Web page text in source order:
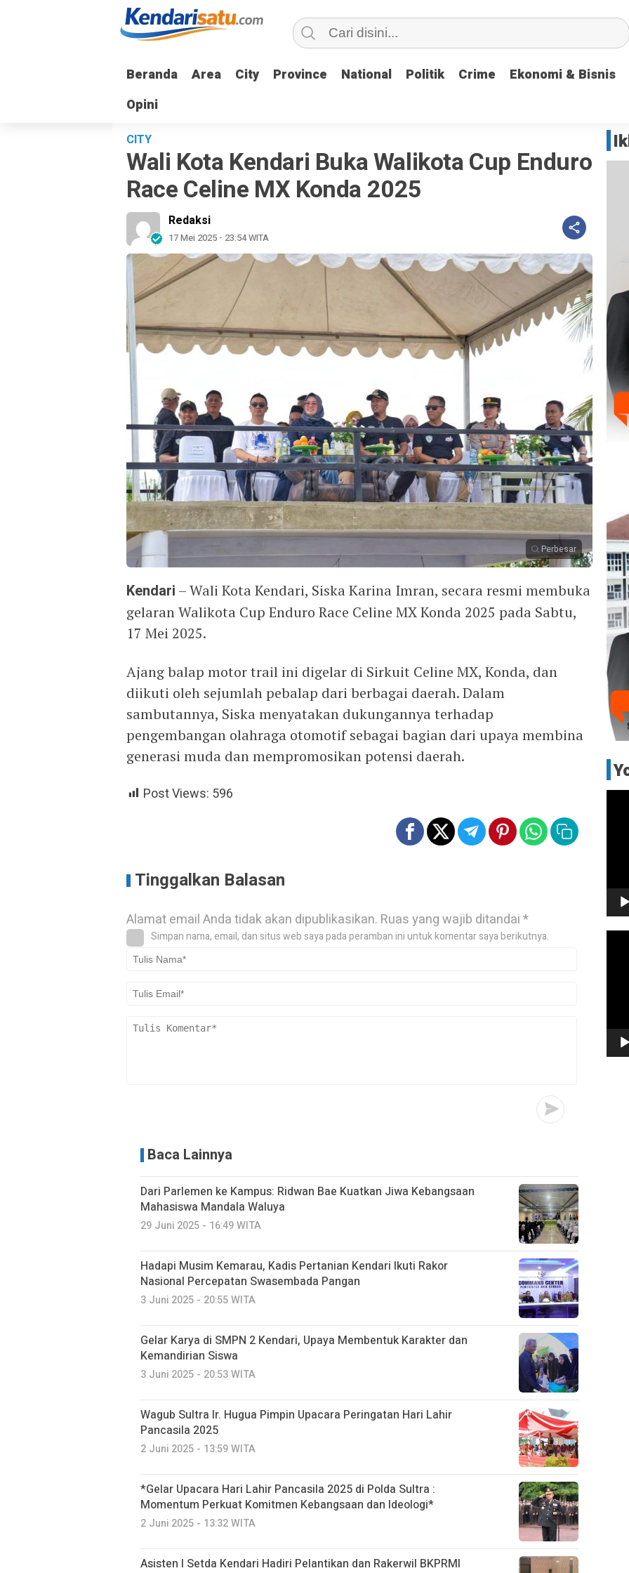
Beranda Area City Province National Politik Crime Ekonomi & Bisnis
Opini
Beranda Area City Province National Politik Crime Ekonomi & Bisnis
Opini
CITY
Wali Kota Kendari Buka Walikota Cup Enduro
Race Celine MX Konda 2025
Redaksi
17 Mei 2025 - 23:54 WITA
Perbesar
Kendari – Wali Kota Kendari, Siska Karina Imran, secara resmi membuka
gelaran Walikota Cup Enduro Race Celine MX Konda 2025 pada Sabtu,
17 Mei 2025.
Ajang balap motor trail ini digelar di Sirkuit Celine MX, Konda, dan
diikuti oleh sejumlah pebalap dari berbagai daerah. Dalam
sambutannya, Siska menyatakan dukungannya terhadap
pengembangan olahraga otomotif sebagai bagian dari upaya membina
generasi muda dan mempromosikan potensi daerah.
Post Views: 596
Tinggalkan Balasan
Alamat email Anda tidak akan dipublikasikan. Ruas yang wajib ditandai*
Simpan nama, email, dan situs web saya pada peramban ini untuk komentar saya berikutnya.
Baca Lainnya
Dari Parlemen ke Kampus: Ridwan Bae Kuatkan Jiwa Kebangsaan
Mahasiswa Mandala Waluya
29 Juni 2025 - 16:49 WITA
Hadapi Musim Kemarau, Kadis Pertanian Kendari Ikuti Rakor
Nasional Percepatan Swasembada Pangan
3 Juni 2025 - 20:55 WITA
Gelar Karya di SMPN 2 Kendari, Upaya Membentuk Karakter dan
Kemandirian Siswa
3 Juni 2025 - 20:53 WITA
Wagub Sultra Ir. Hugua Pimpin Upacara Peringatan Hari Lahir
Pancasila 2025
2 Juni 2025 - 13:59 WITA
*Gelar Upacara Hari Lahir Pancasila 2025 di Polda Sultra :
Momentum Perkuat Komitmen Kebangsaan dan Ideologi*
2 Juni 2025 - 13:32 WITA
Asisten I Setda Kendari Hadiri Pelantikan dan Rakerwil BKPRMI